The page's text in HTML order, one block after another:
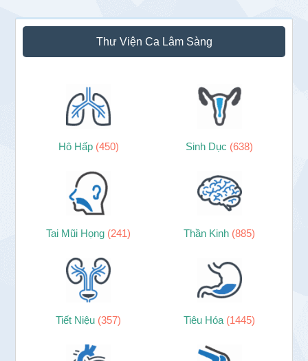
Thư Viện Ca Lâm Sàng
Hô Hấp (450) Sinh Dục (638)
Tai Mũi Họng (241) Thần Kinh (885)
Tiết Niệu (357) Tiêu Hóa (1445)